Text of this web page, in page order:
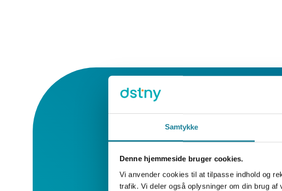
Samtykke
Denne hjemmeside bruger cookies.
Vi anvender cookies til at tilpasse indhold og
trafik. Vi deler også oplysninger om din brug